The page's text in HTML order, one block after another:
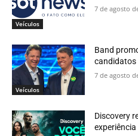
Veículos
7 de agosto
Veículos
Band
candidatos
7 de agosto
Discovery